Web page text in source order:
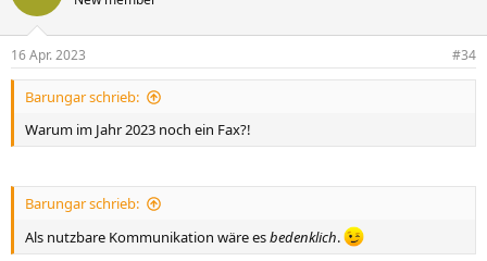
16 Apr. 2023 #34
Barungar schrieb:
Warum im Jahr 2023 noch ein Fax?!
Barungar schrieb:
Als nutzbare Kommunikation wäre esbedenklich.